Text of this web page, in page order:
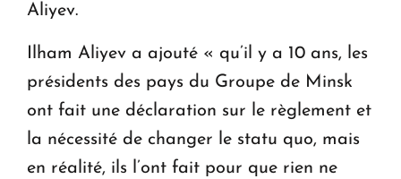
Aliyev.
Ilham Aliyev a ajouté « qu’il y a 10 ans, les
présidents des pays du Groupe de Minsk
ont fait une déclaration sur le règlement et
la nécessité de changer le statu quo, mais
en réalité, ils l’ont fait pour que rien ne